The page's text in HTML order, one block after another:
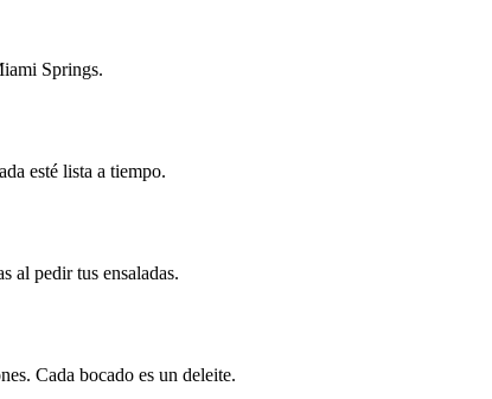
Springs.
esté lista a tiempo.
al pedir tus ensaladas.
Cada bocado es un deleite.